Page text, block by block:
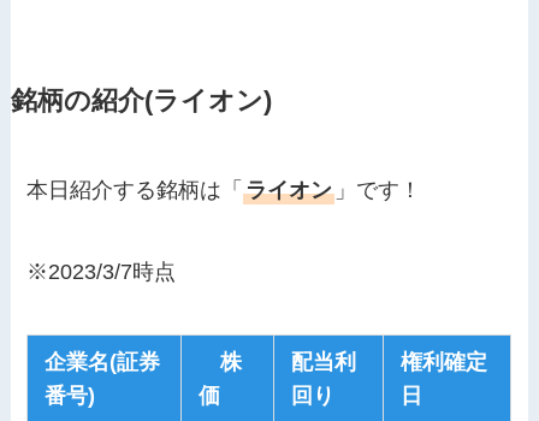
銘柄の紹介(ライオン)
本日紹介する銘柄は「ライオン 」です！
※2023/3/7時点
企業名(証券
番号)
株
価
配当利
回り
権利確定
日